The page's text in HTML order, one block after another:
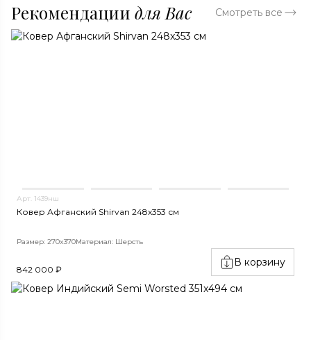
Рекомендации для Вас Смотреть все
Арт. 1439нш
Ковер Афганский Shirvan 248x353 см
Размер: 270x370Материал: Шерсть
842 000 ₽
В корзину